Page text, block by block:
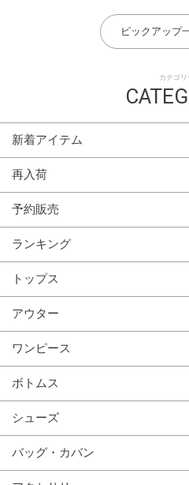
カテゴリ
新着アイテム
再入荷
予約販売
ランキング
トップス
アウター
ワンピース
ボトムス
シューズ
バッグ・カバン
ピックアップ